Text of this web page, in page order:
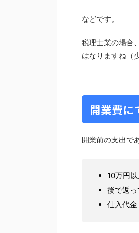
などです。
税理士業の場合
はなりますね（
開業費に
開業前の支出で
10万円
後で返っ
仕入代金